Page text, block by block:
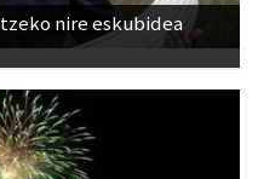
nire eskubidea